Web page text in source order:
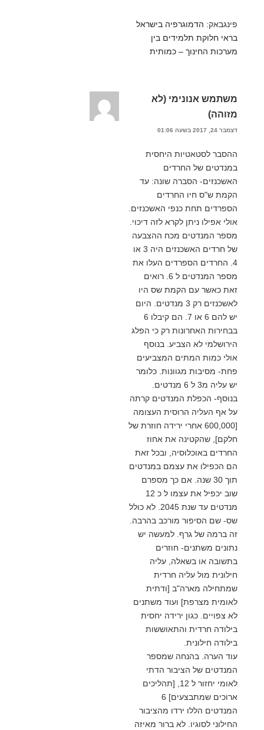
פינגבאק: הדמוגרפיה בישראל
בראי חלוקת תלמידים בין
מערכות החינוך – כמותית
משתמש אנונימי (לא
מזוהה)
דצמבר 24, 2017 בשעה 01:06
ההסבר לסטאטיות היחסית
במנדטים של החרדים
האשכנזים- הסברה שונה: עד
הקמת ש"ס חיו החרדים
הספרדים תחת כנפי האשכנזים.
אולי אפילו ניתן לקרא לזה דיכוי.
מספר המנדטים מכח ההצבעה
של חרדים האשכנזים היה 3 או
4. החרדים הספרדים העלו את
מספר המנדטים ל 6. רואים
זאת כאשר עם הקמת שס היו
לאשכנזים רק 3 מנדטים. היום
יש להם 6 או 7. הם קיבלו 6
בבחירות האחרונות רק כי הפלג
הירושלמי לא הצביע. בנוסף
אולי כמות המתים המצביעים
פחת- מסיבות מגוונות. כלומר
יש עליה מ3 ל 6 מנדטים.
בנוסף- הכפלת המנדטים קרתה
על אף העליה הרוסית העצומה
[600,000 אחרי ירידה חוזרת של
חלקם], שהקטינה את אחוז
החרדים באוכלוסיה, ובכל זאת
הם הכפילו את עצמם במנדטים
תוך 30 שנה. אם כך מספרם
שוב יכפיל את עצמו ל כ 12
מנדטים עד שנת 2045. לא כולל
שס- שם הסיפור מורכב בהרבה.
זה ברמה של גרף. למעשה יש
נתונים משתנים- חוזרים
בתשובה או בשאלה, עליה
חילונית מול עליה חרדית
שמתחילה מארה"ב [ודתית
לאומית מצרפת] ועוד משתנים
לא צפויים. כגון ירידה יחסית
בילודה חרדית והתאוששות
בילודה חילונית.
עוד הערה. בהנחה שמספר
המנדטים של הציבור הדתי
לאומי יחזור ל 12, [תהליכים
ארוכים שמתבצעים] 6
המנדטים הללו ירדו מהציבור
החילוני לסוגיו. לא ברור מאיזה